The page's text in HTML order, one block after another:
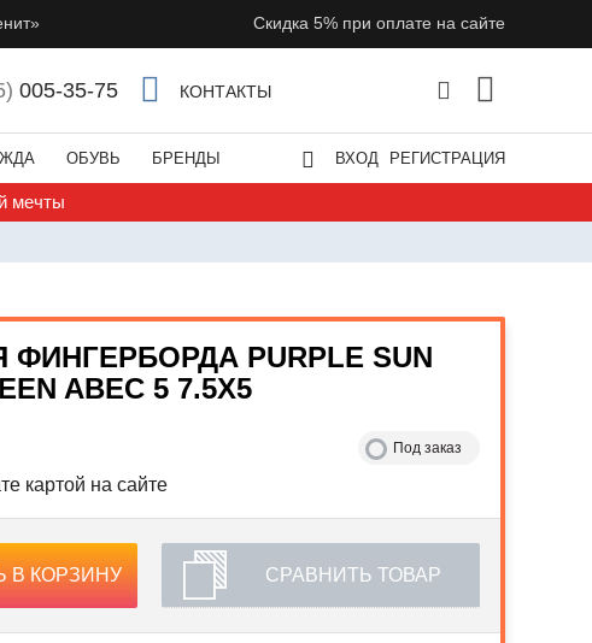
Скидка 5% при оплате на сайте
005-35-75 КОНТАКТЫ
ОБУВЬ БРЕНДЫ ВХОД РЕГИСТРАЦИЯ
мечты
PURPLE SUN
ABEC 5 7.5X5
Под заказ
картой на сайте
В КОРЗИНУ СРАВНИТЬ ТОВАР